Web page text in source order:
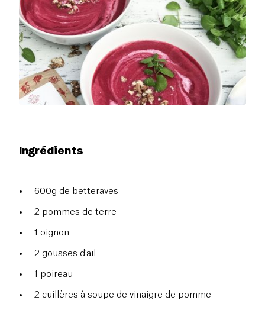
Ingrédients
600g de betteraves
2 pommes de terre
1 oignon
2 gousses d'ail
1 poireau
2 cuillères à soupe de vinaigre de pomme